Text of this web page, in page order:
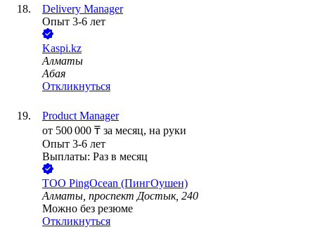
Delivery Manager
Опыт 3-6 лет
Kaspi.kz
Алматы
Абая
Откликнуться
Product Manager
от 500 000 ₸ за месяц, на руки
Опыт 3-6 лет
Выплаты: Раз в месяц
ТОО PingOcean (ПингОушен)
Алматы, проспект Достык, 240
Можно без резюме
Откликнуться